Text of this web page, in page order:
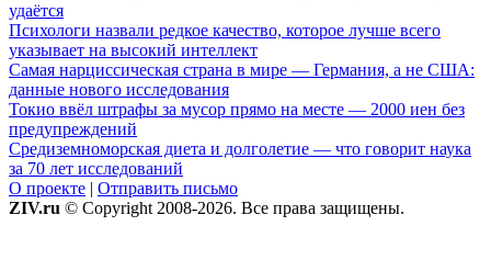
удаётся
Психологи назвали редкое качество, которое лучше всего
указывает на высокий интеллект
Самая нарциссическая страна в мире — Германия, а не США:
данные нового исследования
Токио ввёл штрафы за мусор прямо на месте — 2000 иен без
предупреждений
Средиземноморская диета и долголетие — что говорит наука
за 70 лет исследований
О проекте | Отправить письмо
ZIV.ru © Copyright 2008-2026. Все права защищены.